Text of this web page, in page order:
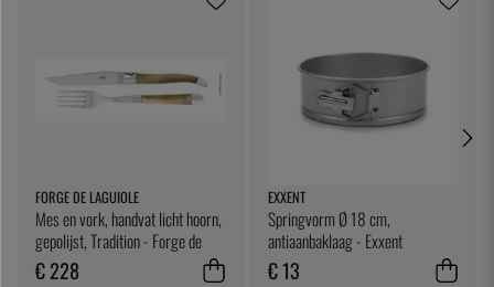
FORGE DE LAGUIOLE
Mes en vork, handvat licht hoorn,
gepolijst, Tradition - Forge de
Laguiole
€ 228
EXXENT
Springvorm Ø 18 cm,
antiaanbaklaag - Exxent
€ 13